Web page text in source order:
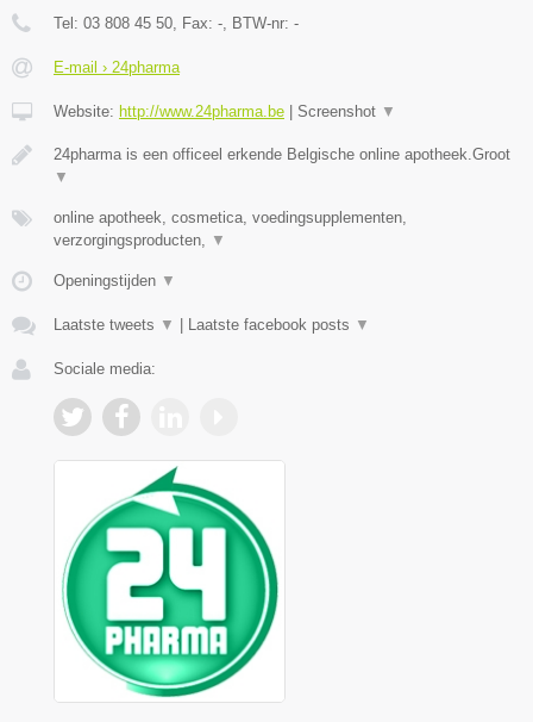
Tel: 03 808 45 50 , Fax: - , BTW-nr: -
E-mail › 24pharma
Website: http://www.24pharma.be Screenshot ▼
24pharma is een officeel erkende Belgische online apotheek.Groot
▼
online apotheek, cosmetica, voedingsupplementen,
verzorgingsproducten,
▼
Openingstijden ▼
Laatste tweets ▼ Laatste facebook posts ▼
Sociale media: